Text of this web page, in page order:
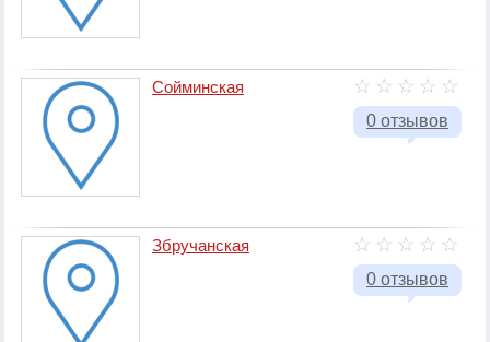
0 отзывов
Сойминская
0 отзывов
Збручанская